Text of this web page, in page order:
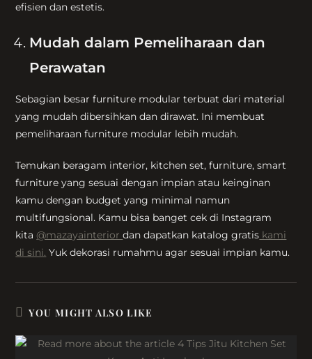
efisien dan estetis.
Mudah dalam Pemeliharaan dan
Perawatan
Sebagian besar furniture modular terbuat dari material
yang mudah dibersihkan dan dirawat. Ini membuat
pemeliharaan furniture modular lebih mudah.
Temukan beragam interior, kitchen set, furniture, smart
furniture yang sesuai dengan impian atau keinginan
kamu dengan budget yang minimal namun
multifungsional. Kamu bisa banget cek di Instagram
kita @mazayainteriordan dapatkan katalog gratis kami
di sini. Yuk dekorasi rumahmu agar sesuai impian kamu.
YOU MIGHT ALSO LIKE